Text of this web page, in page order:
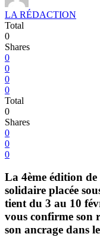
LA RÉDACTION
Total
0
Shares
0
0
0
0
Total
0
Shares
0
0
0
La 4ème édition
solidaire placée
tient du 3 au 10
vous confirme son
son ancrage dans